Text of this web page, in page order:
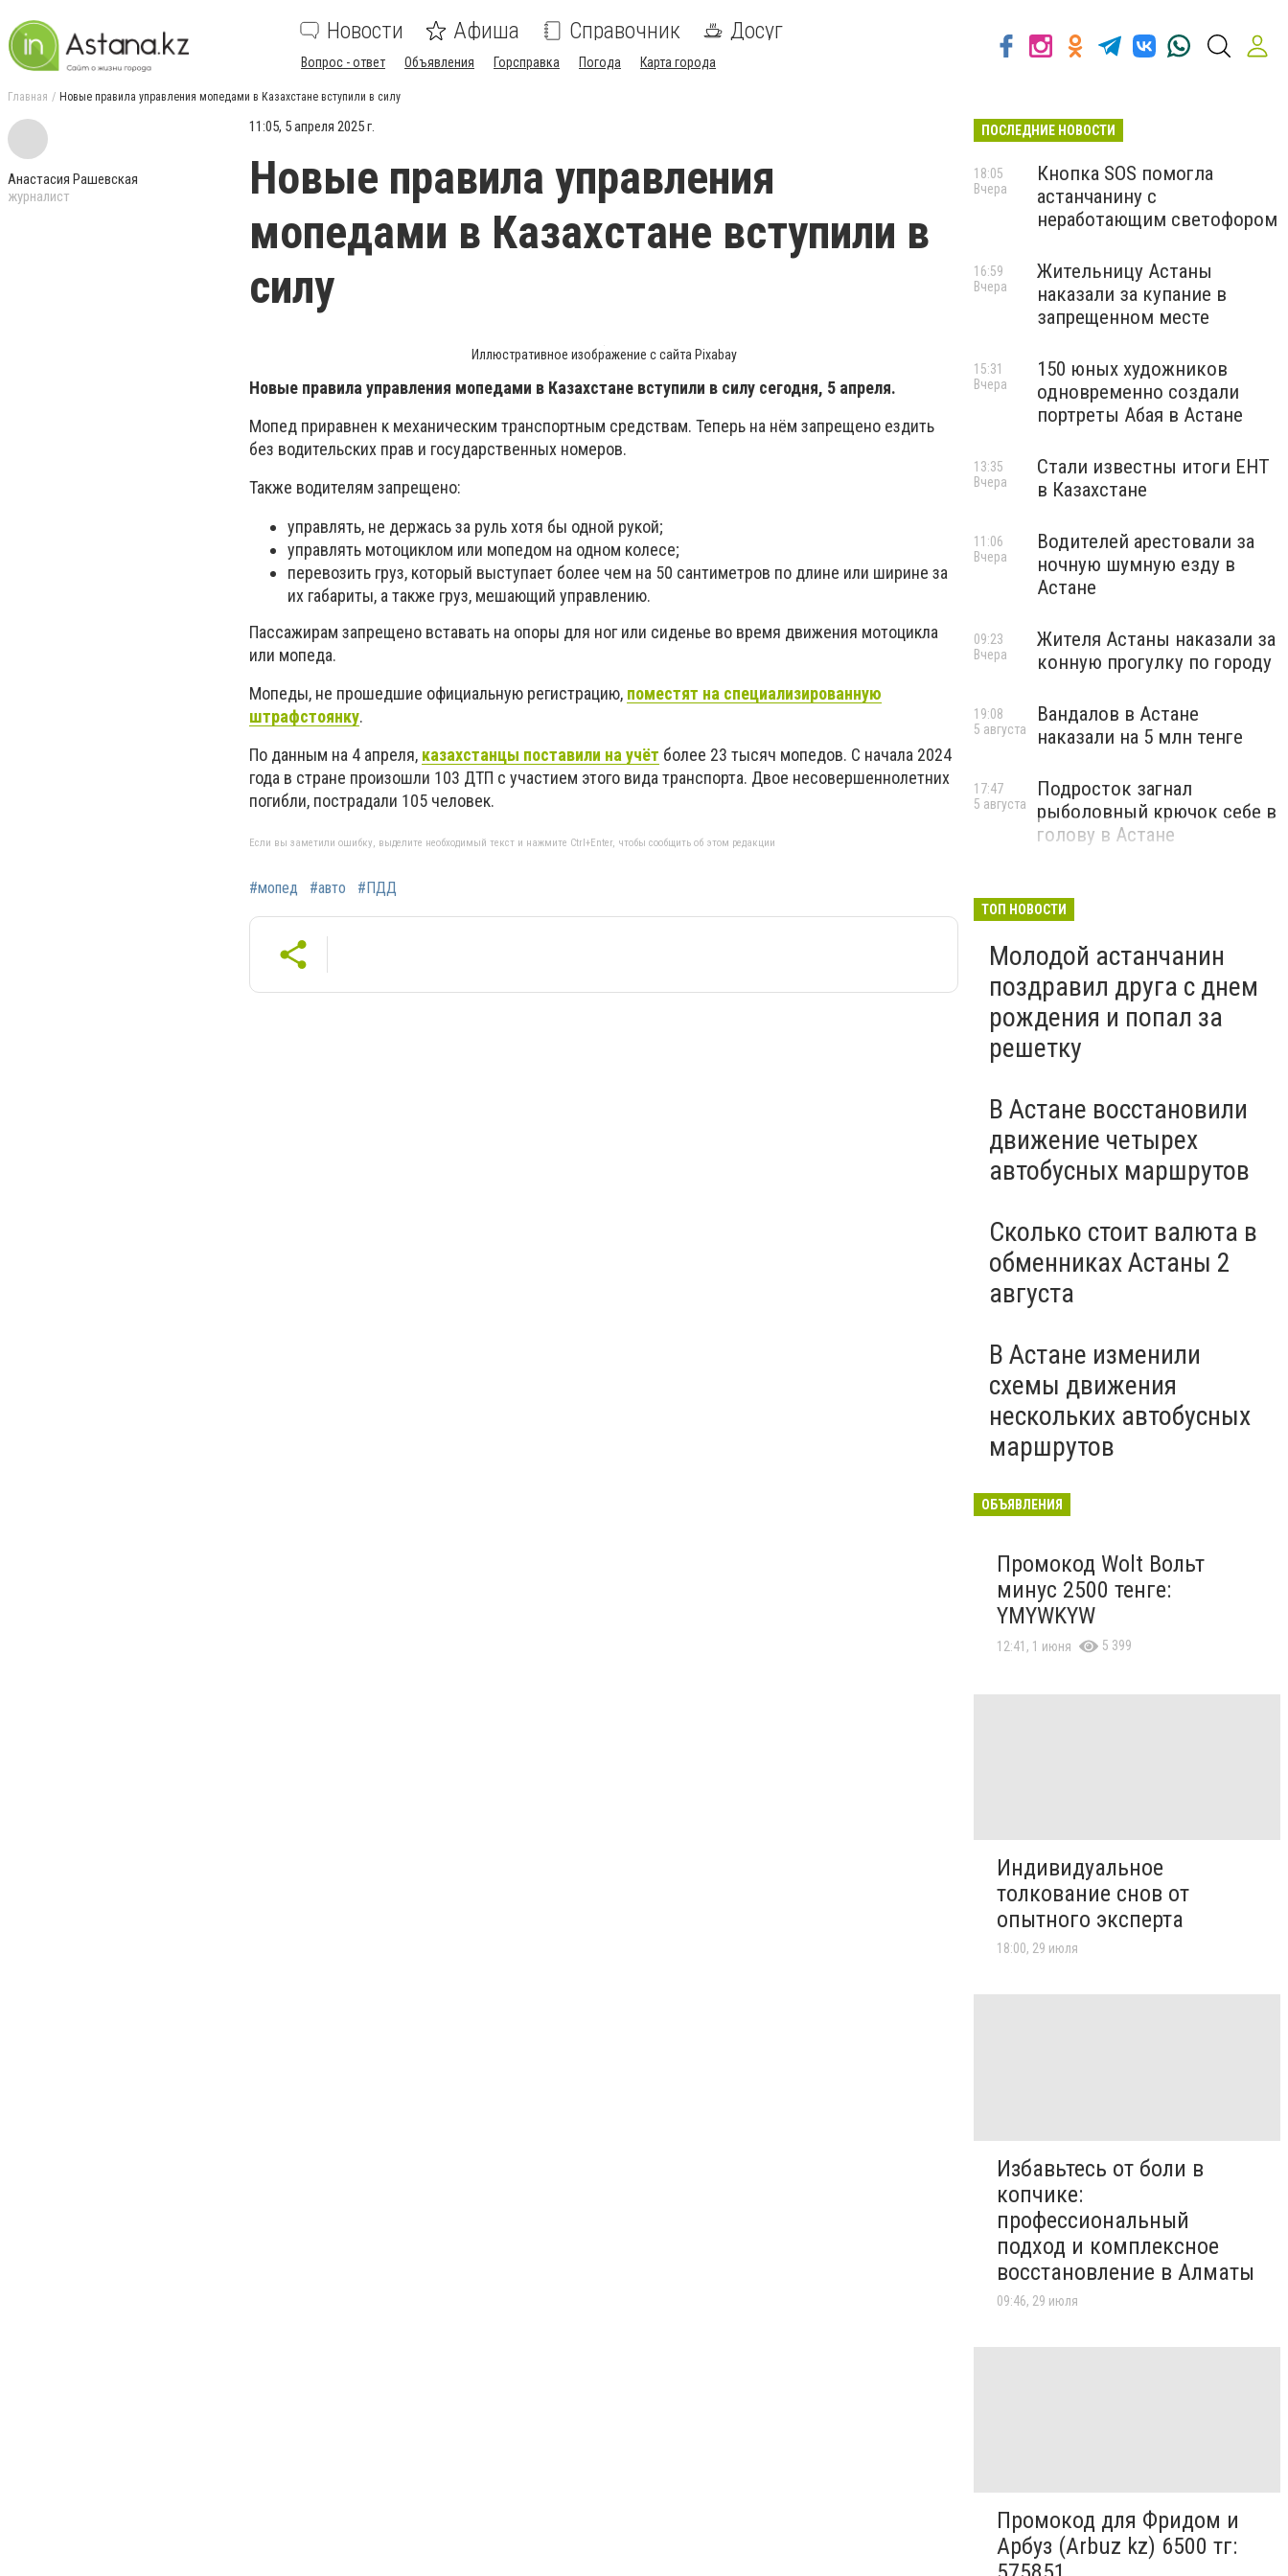
Новости Афиша Справочник Досуг
Вопрос - ответ Объявления Горсправка Погода Карта города
Главная Новые правила управления мопедами в Казахстане вступили в силу
Анастасия Рашевская
журналист
11:05, 5 апреля 2025 г.
Новые правила управления
мопедами в Казахстане вступили в
силу
Иллюстративное изображение с сайта Pixabay
Новые правила управления мопедами в Казахстане вступили в силу сегодня, 5 апреля.
Мопед приравнен к механическим транспортным средствам. Теперь на нём запрещено ездить
без водительских прав и государственных номеров.
Также водителям запрещено:
управлять, не держась за руль хотя бы одной рукой;
управлять мотоциклом или мопедом на одном колесе;
перевозить груз, который выступает более чем на 50 сантиметров по длине или ширине за
их габариты, а также груз, мешающий управлению.
Пассажирам запрещено вставать на опоры для ног или сиденье во время движения мотоцикла
или мопеда.
Мопеды, не прошедшие официальную регистрацию, поместят на специализированную
штрафстоянку.
По данным на 4 апреля, казахстанцы поставили на учёт более 23 тысяч мопедов. С начала 2024
года в стране произошли 103 ДТП с участием этого вида транспорта. Двое несовершеннолетних
погибли, пострадали 105 человек.
Если вы заметили ошибку, выделите необходимый текст и нажмите Ctrl+Enter, чтобы сообщить об этом редакции
#мопед #авто #ПДД
ПОСЛЕДНИЕ НОВОСТИ
Кнопка SOS помогла
астанчанину с
неработающим светофором
18:05
Вчера
Жительницу Астаны
наказали за купание в
запрещенном месте
16:59
Вчера
150 юных художников
одновременно создали
портреты Абая в Астане
15:31
Вчера
Стали известны итоги ЕНТ
в Казахстане
13:35
Вчера
Водителей арестовали за
ночную шумную езду в
Астане
11:06
Вчера
Жителя Астаны наказали за
конную прогулку по городу
09:23
Вчера
Вандалов в Астане
наказали на 5 млн тенге
19:08
5 августа
Подросток загнал
рыболовный крючок себе в
голову в Астане
17:47
5 августа
ТОП НОВОСТИ
Молодой астанчанин
поздравил друга с днем
рождения и попал за
решетку
В Астане восстановили
движение четырех
автобусных маршрутов
Сколько стоит валюта в
обменниках Астаны 2
августа
В Астане изменили
схемы движения
нескольких автобусных
маршрутов
ОБЪЯВЛЕНИЯ
Промокод Wolt Вольт
минус 2500 тенге:
YMYWKYW
12:41, 1 июня 5 399
Индивидуальное
толкование снов от
опытного эксперта
18:00, 29 июля
Избавьтесь от боли в
копчике:
профессиональный
подход и комплексное
восстановление в Алматы
09:46, 29 июля
Промокод для Фридом и
Арбуз (Arbuz kz) 6500 тг: